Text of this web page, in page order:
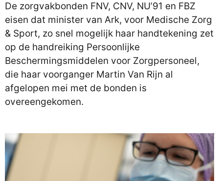
De zorgvakbonden FNV, CNV, NU’91 en FBZ
eisen dat minister van Ark, voor Medische Zorg
& Sport, zo snel mogelijk haar handtekening zet
op de handreiking Persoonlijke
Beschermingsmiddelen voor Zorgpersoneel,
die haar voorganger Martin Van Rijn al
afgelopen mei met de bonden is
overeengekomen.